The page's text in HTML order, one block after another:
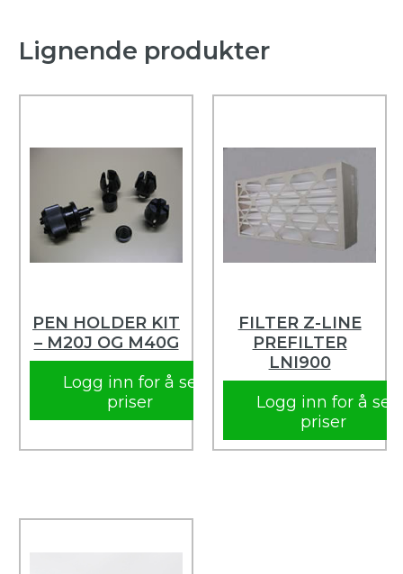
Lignende produkter
PEN HOLDER KIT
– M20J OG M40G
Logg inn for å se
priser
FILTER Z-LINE
PREFILTER
LNI900
Logg inn for å se
priser